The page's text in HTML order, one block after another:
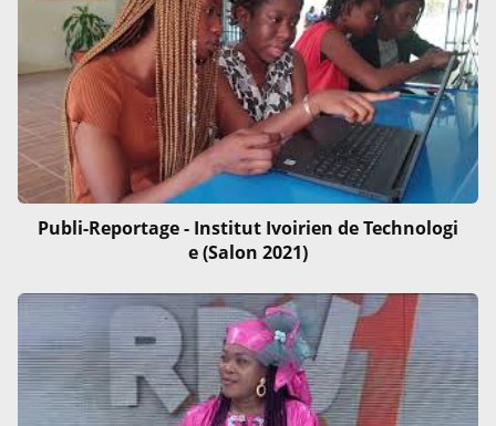
Publi-Reportage - Institut Ivoirien de Technologi
e (Salon 2021)